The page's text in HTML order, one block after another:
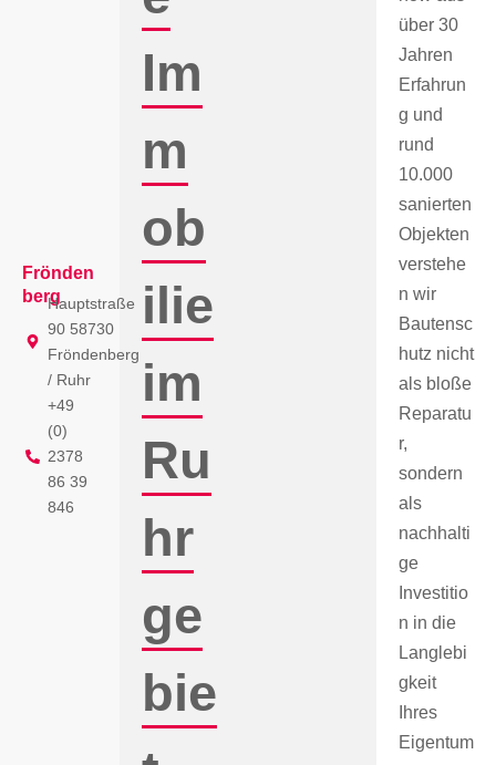
Frönden
bergHauptstraße
90 58730
Fröndenberg
/ Ruhr
+49
(0)
2378
86 39
846
Im
m
ob
ilie
im
Ru
hr
ge
bie
über 30
Jahren
Erfahrun
g und
rund
10.000
sanierten
Objekten
verstehe
n wir
Bautensc
hutz nicht
als bloße
Reparatu
r,
sondern
als
nachhalti
ge
Investitio
n in die
Langlebi
gkeit
Ihres
Eigentum